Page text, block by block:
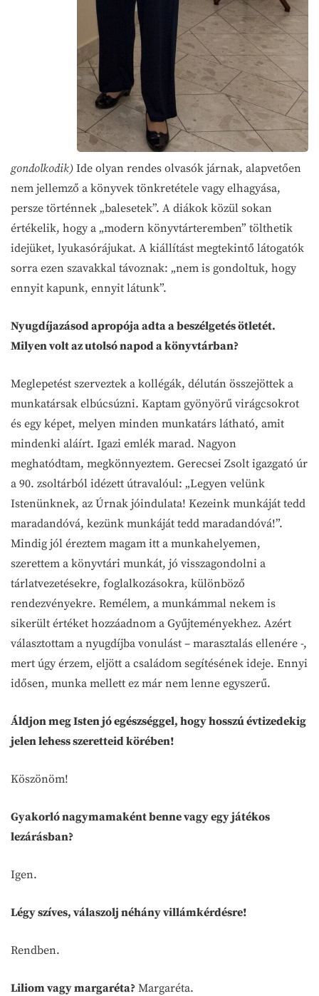
gondolkodik) Ide olyan rendes olvasók járnak, alapvetően
nem jellemző a könyvek tönkretétele vagy elhagyása,
persze történnek „balesetek”. A diákok közül sokan
értékelik, hogy a „modern könyvtárteremben” tölthetik
idejüket, lyukasórájukat. A kiállítást megtekintő látogatók
sorra ezen szavakkal távoznak: „nem is gondoltuk, hogy
ennyit kapunk, ennyit látunk”.
Nyugdíjazásod apropója adta a beszélgetés ötletét.
Milyen volt az utolsó napod a könyvtárban?
Meglepetést szerveztek a kollégák, délután összejöttek a
munkatársak elbúcsúzni. Kaptam gyönyörű virágcsokrot
és egy képet, melyen minden munkatárs látható, amit
mindenki aláírt. Igazi emlék marad. Nagyon
meghatódtam, megkönnyeztem. Gerecsei Zsolt igazgató úr
a 90. zsoltárból idézett útravalóul: „Legyen velünk
Istenünknek, az Úrnak jóindulata! Kezeink munkáját tedd
maradandóvá, kezünk munkáját tedd maradandóvá!”.
Mindig jól éreztem magam itt a munkahelyemen,
szerettem a könyvtári munkát, jó visszagondolni a
tárlatvezetésekre, foglalkozásokra, különböző
rendezvényekre. Remélem, a munkámmal nekem is
sikerült értéket hozzáadnom a Gyűjteményekhez. Azért
választottam a nyugdíjba vonulást – marasztalás ellenére -,
mert úgy érzem, eljött a családom segítésének ideje. Ennyi
idősen, munka mellett ez már nem lenne egyszerű.
Áldjon meg Isten jó egészséggel, hogy hosszú évtizedekig
jelen lehess szeretteid körében!
Köszönöm!
Gyakorló nagymamaként benne vagy egy játékos
lezárásban?
Igen.
Légy szíves, válaszolj néhány villámkérdésre!
Rendben.
Liliom vagy margaréta? Margaréta.